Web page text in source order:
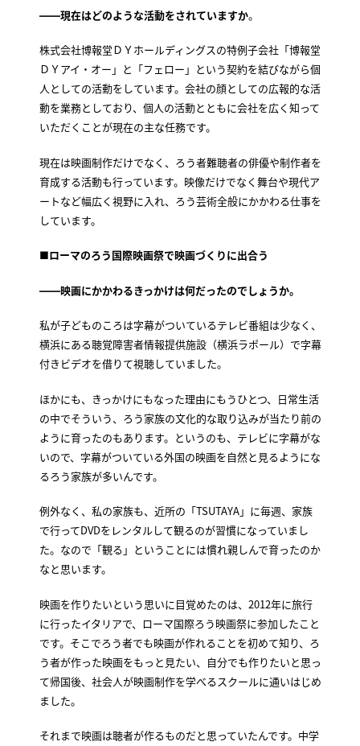
――現在はどのような活動をされていますか。
株式会社博報堂ＤＹホールディングスの特例子会社「博報堂
ＤＹアイ・オー」と「フェロー」という契約を結びながら個
人としての活動をしています。会社の顔としての広報的な活
動を業務としており、個人の活動とともに会社を広く知って
いただくことが現在の主な任務です。
現在は映画制作だけでなく、ろう者難聴者の俳優や制作者を
育成する活動も行っています。映像だけでなく舞台や現代ア
ートなど幅広く視野に入れ、ろう芸術全般にかかわる仕事を
しています。
■ローマのろう国際映画祭で映画づくりに出合う
――映画にかかわるきっかけは何だったのでしょうか。
私が子どものころは字幕がついているテレビ番組は少なく、
横浜にある聴覚障害者情報提供施設（横浜ラポール）で字幕
付きビデオを借りて視聴していました。
ほかにも、きっかけにもなった理由にもうひとつ、日常生活
の中でそういう、ろう家族の文化的な取り込みが当たり前の
ように育ったのもあります。というのも、テレビに字幕がな
いので、字幕がついている外国の映画を自然と見るようにな
るろう家族が多いんです。
例外なく、私の家族も、近所の「TSUTAYA」に毎週、家族
で行ってDVDをレンタルして観るのが習慣になっていまし
た。なので「観る」ということには慣れ親しんで育ったのか
なと思います。
映画を作りたいという思いに目覚めたのは、2012年に旅行
に行ったイタリアで、ローマ国際ろう映画祭に参加したこと
です。そこでろう者でも映画が作れることを初めて知り、ろ
う者が作った映画をもっと見たい、自分でも作りたいと思っ
て帰国後、社会人が映画制作を学べるスクールに通いはじめ
ました。
それまで映画は聴者が作るものだと思っていたんです。中学